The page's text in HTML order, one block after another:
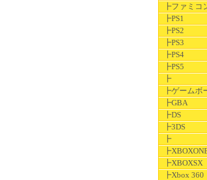
┣ファミコ
┣PS1
┣PS2
┣PS3
┣PS4
┣PS5
┣
┣ゲームボ
┣GBA
┣DS
┣3DS
┣
┣XBOXSX
┣Xbox 360